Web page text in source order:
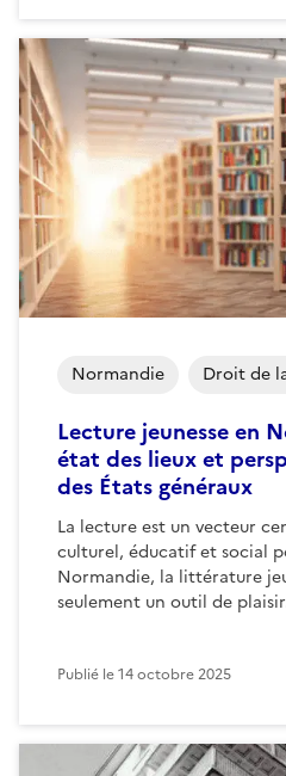
Lecture jeunesse en
état des lieux et
des États généraux
La lecture est un vecteur
culturel, éducatif et social
Normandie, la littérature
seulement un outil de
Normandie Droit de
Publié le14 octobre 2025